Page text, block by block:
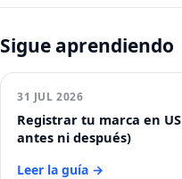
Sigue aprendiendo
31 JUL 2026
Registrar tu marca en
antes ni después)
Leer la guía →